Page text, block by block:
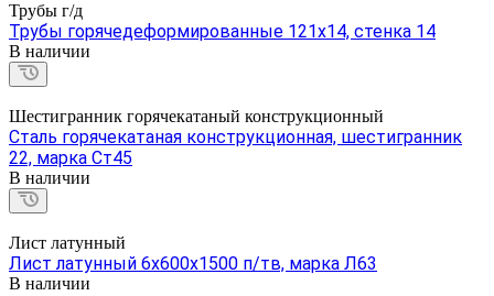
Трубы г/д
Трубы горячедеформированные 121х14, стенка 14
В наличии
Шестигранник горячекатаный конструкционный
Сталь горячекатаная конструкционная, шестигранник
22, марка Ст45
В наличии
Лист латунный
Лист латунный 6х600х1500 п/тв, марка Л63
В наличии